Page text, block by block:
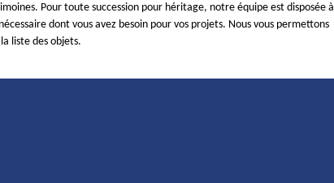
Pour toute succession pour héritage, notre équipe est disposée à
dont vous avez besoin pour vos projets. Nous vous permettons
liste des objets.